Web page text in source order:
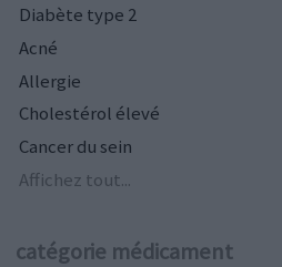
Diabète type 2
Acné
Allergie
Cholestérol élevé
Cancer du sein
Affichez tout...
catégorie médicament